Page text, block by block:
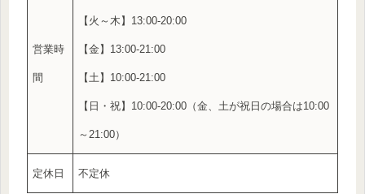
営業時
間
【火～木】13:00-20:00
【金】13:00-21:00
【土】10:00-21:00
【日・祝】10:00-20:00（金、土が祝日の場合は10:00
～21:00）
定休日 不定休